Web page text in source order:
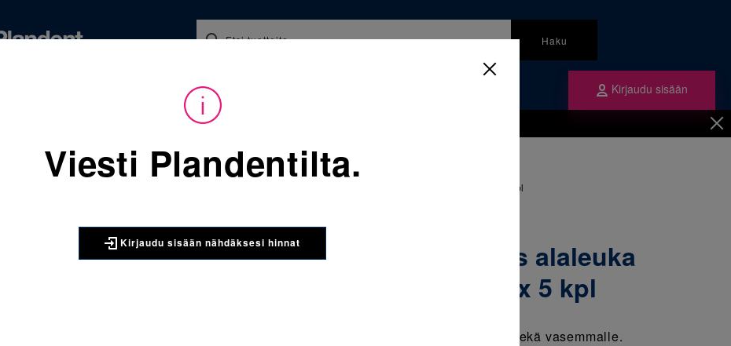
Haku
Ajankohtaista Kirjaudu sisään
Kirjaudu sisään nähdäksesi hinnat. Tarvitsetko tunnukset verkkokauppaan? Tilaa ne
Sijainti:Tarvikkeet / Oikominen
160-276 Molaarirengas alaleuka universaali Lt/Rt 38 1 x 5 kpl
3M UNITEK
160-276 Molaarirengas alaleuka
universaali Lt/Rt 38 1 x 5 kpl
Universaali molaarirengas, sopii oikealle sekä vasemmalle.
Viesti Plandentilta.
Kirjaudu sisään nähdäksesi hinnat